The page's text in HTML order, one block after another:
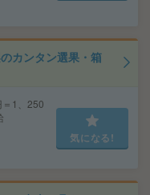
カンタン選果・箱
1、250
気になる!